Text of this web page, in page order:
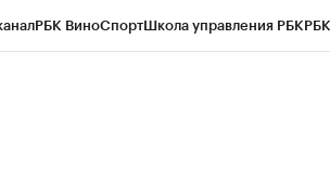
РБК ВиноСпортШкола управления РБК